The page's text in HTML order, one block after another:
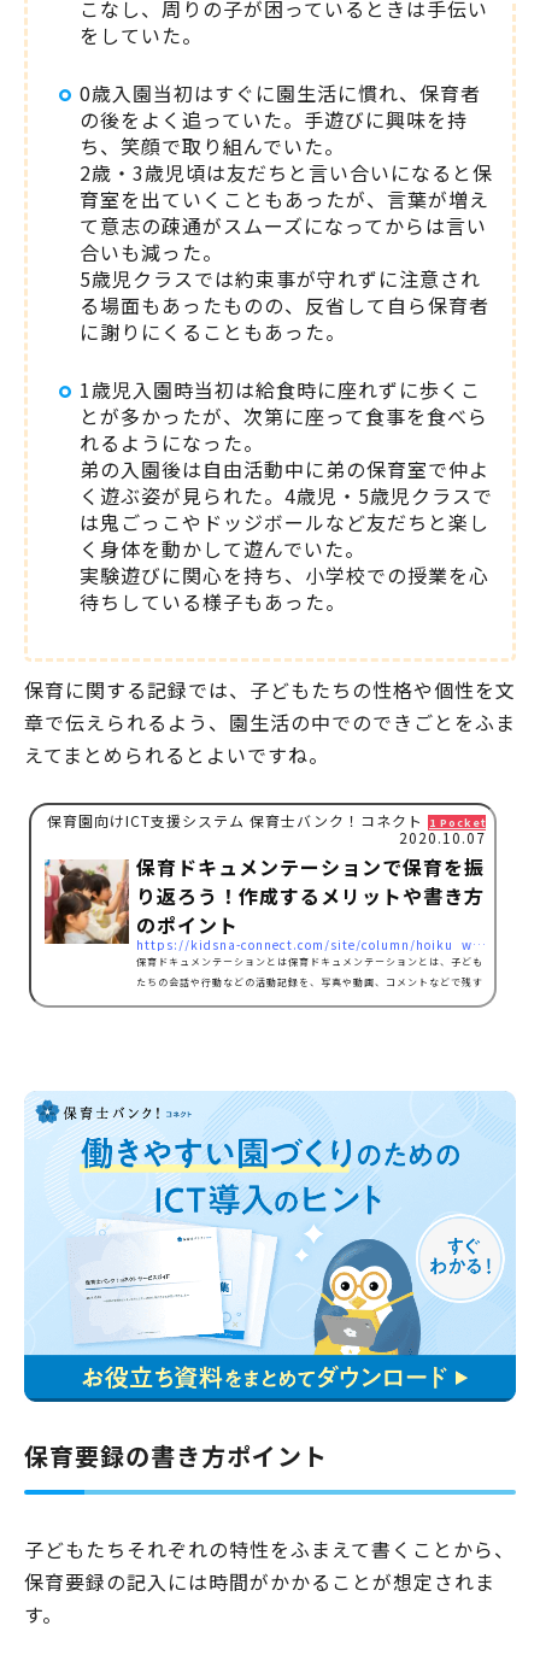
こなし、周りの子が困っているときは手伝い
をしていた。
0歳入園当初はすぐに園生活に慣れ、保育者
の後をよく追っていた。手遊びに興味を持
ち、笑顔で取り組んでいた。
2歳・3歳児頃は友だちと言い合いになると保
育室を出ていくこともあったが、言葉が増え
て意志の疎通がスムーズになってからは言い
合いも減った。
5歳児クラスでは約束事が守れずに注意され
る場面もあったものの、反省して自ら保育者
に謝りにくることもあった。
1歳児入園時当初は給食時に座れずに歩くこ
とが多かったが、次第に座って食事を食べら
れるようになった。
弟の入園後は自由活動中に弟の保育室で仲よ
く遊ぶ姿が見られた。4歳児・5歳児クラスで
は鬼ごっこやドッジボールなど友だちと楽し
く身体を動かして遊んでいた。
実験遊びに関心を持ち、小学校での授業を心
待ちしている様子もあった。
保育に関する記録では、子どもたちの性格や個性を文
章で伝えられるよう、園生活の中でのできごとをふま
えてまとめられるとよいですね。
保育園向けICT支援システム 保育士バンク！コネクト 1 Pocket
2020.10.07
保育ドキュメンテーションで保育を振
り返ろう！作成するメリットや書き方
のポイント
https://kidsna-connect.com/site/column/hoiku_workstyle/4054
保育ドキュメンテーションとは保育ドキュメンテーションとは、子ども
たちの会話や行動などの活動記録を、写真や動画、コメントなどで残す
ことを指します。このような取り組みは「レッジョ・エミリア・アプロ
多いでしょう。保育ドキュメンテーションは、文章だ…
保育要録の書き方ポイント
子どもたちそれぞれの特性をふまえて書くことから、
保育要録の記入には時間がかかることが想定されま
す。